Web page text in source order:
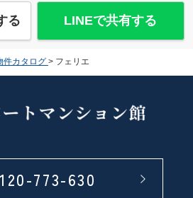
る LINEで共有する
件カタログ > フェリエ
773-630